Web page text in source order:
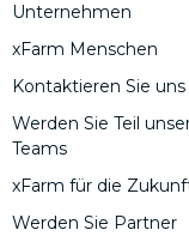
Unternehmen
xFarm Menschen
Kontaktieren Sie uns
Werden Sie Teil
Teams
xFarm für die
Werden Sie Partner